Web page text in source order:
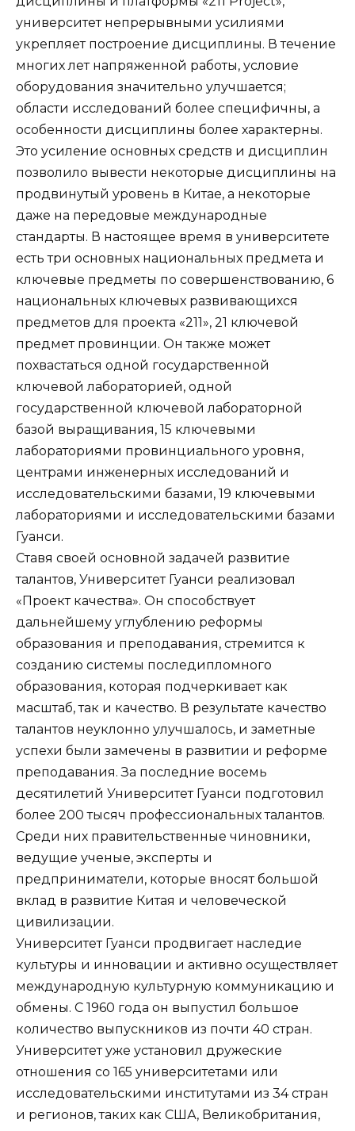
университет непрерывными усилиями
укрепляет построение дисциплины. В течение
многих лет напряженной работы, условие
оборудования значительно улучшается;
области исследований более специфичны, а
особенности дисциплины более характерны.
Это усиление основных средств и дисциплин
позволило вывести некоторые дисциплины на
продвинутый уровень в Китае, а некоторые
даже на передовые международные
стандарты. В настоящее время в университете
есть три основных национальных предмета и
ключевые предметы по совершенствованию, 6
национальных ключевых развивающихся
предметов для проекта «211», 21 ключевой
предмет провинции. Он также может
похвастаться одной государственной
ключевой лабораторией, одной
государственной ключевой лабораторной
базой выращивания, 15 ключевыми
лабораториями провинциального уровня,
центрами инженерных исследований и
исследовательскими базами, 19 ключевыми
лабораториями и исследовательскими базами
Гуанси.
Ставя своей основной задачей развитие
талантов, Университет Гуанси реализовал
«Проект качества». Он способствует
дальнейшему углублению реформы
образования и преподавания, стремится к
созданию системы последипломного
образования, которая подчеркивает как
масштаб, так и качество. В результате качество
талантов неуклонно улучшалось, и заметные
успехи были замечены в развитии и реформе
преподавания. За последние восемь
десятилетий Университет Гуанси подготовил
более 200 тысяч профессиональных талантов.
Среди них правительственные чиновники,
ведущие ученые, эксперты и
предприниматели, которые вносят большой
вклад в развитие Китая и человеческой
цивилизации.
Университет Гуанси продвигает наследие
культуры и инновации и активно осуществляет
международную культурную коммуникацию и
обмены. С 1960 года он выпустил большое
количество выпускников из почти 40 стран.
Университет уже установил дружеские
отношения со 165 университетами или
исследовательскими институтами из 34 стран
и регионов, таких как США, Великобритания,